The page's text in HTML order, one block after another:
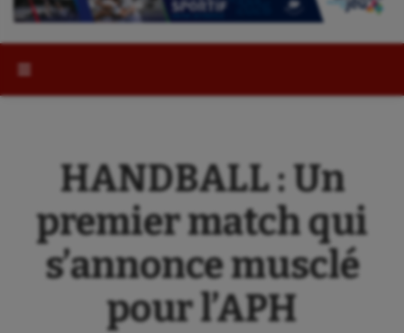
HANDBALL : Un
premier match qui
s’annonce musclé
pour l’APH